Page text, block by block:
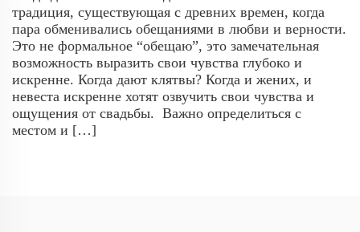
традиция, существующая с древних времен, когда
пара обменивались обещаниями в любви и верности.
Это не формальное “обещаю”, это замечательная
возможность выразить свои чувства глубоко и
искренне. Когда дают клятвы? Когда и жених, и
невеста искренне хотят озвучить свои чувства и
ощущения от свадьбы. Важно определиться с
местом и […]